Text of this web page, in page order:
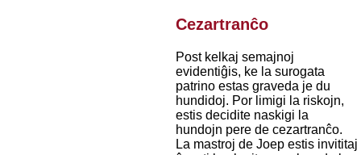
Cezartranĉo
Post kelkaj semajnoj
evidentiĝis, ke la surogata
patrino estas graveda je du
hundidoj. Por limigi la riskojn,
estis decidite naskigi la
hundojn pere de cezartranĉo.
La mastroj de Joep estis invititaj